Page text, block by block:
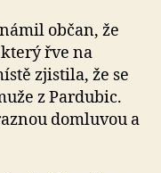
občan, že
řve na
zjistila, že se
z Pardubic.
domluvou a